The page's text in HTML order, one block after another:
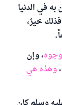
في الدنيا
خيرٌ،
، وإن
وهذه هي